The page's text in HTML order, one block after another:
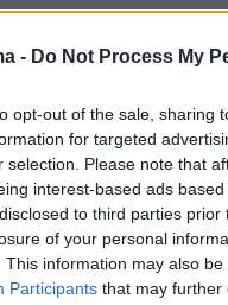
- Do Not Process My
opt-out of the sale, sharing
for targeted
selection. Please note that
interest-based ads
to third parties
of your personal
This information may also
Participants that may further
βήμα
την Nvidia.
δεν σημαίνει ότι
Δεν
το επίπεδο των
σημαντικό για τη
περιορισμοί στις